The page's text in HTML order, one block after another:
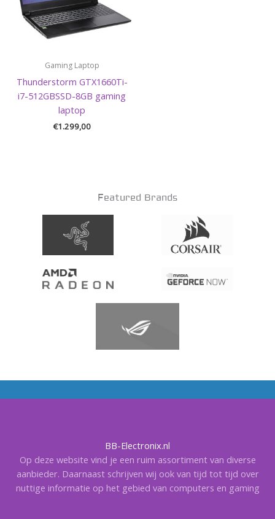
Gaming Laptop
Thunderstorm GTX1660Ti-
i7-512GBSSD-8GB gaming
laptop
€1.299,00
Featured Brands
BB-Electronix.nl
Op deze website vind je een ruim assortiment van diverse
aanbieder. Daarnaast schrijven wij ook van tijd tot tijd over
nuttige informatie op het gebied van computers en gaming